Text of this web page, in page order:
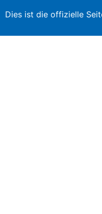
Dies ist die offizielle